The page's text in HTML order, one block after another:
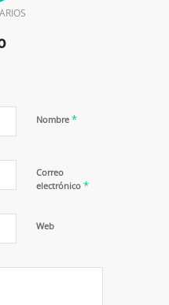
Nombre *
Correo
electrónico *
Web